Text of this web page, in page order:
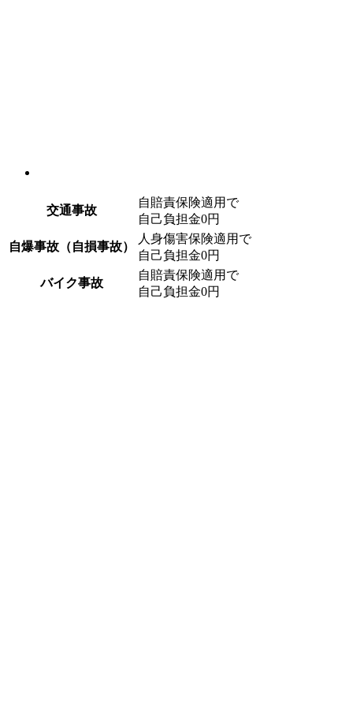
交通事故
自賠責保険適用で
自己負担金0円
自爆事故（自損事故）
人身傷害保険適用で
自己負担金0円
バイク事故
自賠責保険適用で
自己負担金0円